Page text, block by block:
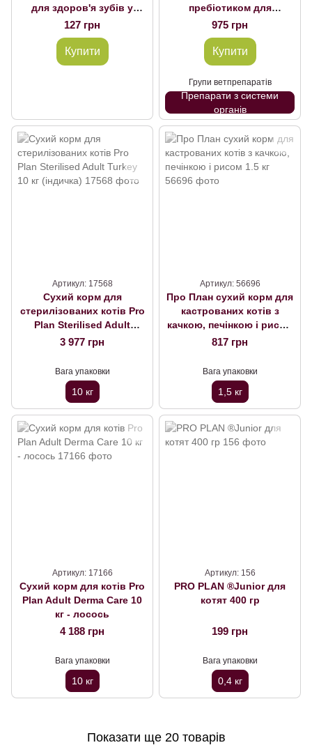
для здоров'я зубів у
собак середніх порід
127 грн
Купити
пребіотиком для
дорослих котів та
кошенят для підтримки
нормальної міклофлори
кишечника 30 x 1.5 г
975 грн
Купити
Групи ветпрепаратів
Препарати з системи
органів
Артикул: 17568
Сухий корм для
стерилізованих котів Pro
Plan Sterilised Adult
Turkey 10 кг (індичка)
3 977 грн
Вага упаковки
10 кг
Артикул: 56696
Про План сухий корм для
кастрованих котів з
качкою, печінкою і рисом
1.5 кг
817 грн
Вага упаковки
1,5 кг
Артикул: 17166
Сухий корм для котів Pro
Plan Adult Derma Care 10
кг - лосось
4 188 грн
Вага упаковки
10 кг
Артикул: 156
PRO PLAN ®Junior для
котят 400 гр
199 грн
Вага упаковки
0,4 кг
Показати ще 20 товарів